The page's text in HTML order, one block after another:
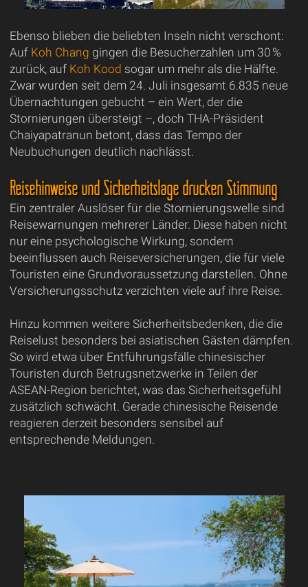
Ebenso blieben die beliebten Inseln nicht verschont:
Auf Koh Chang gingen die Besucherzahlen um 30 %
zurück, auf Koh Kood sogar um mehr als die Hälfte.
Zwar wurden seit dem 24. Juli insgesamt 6.835 neue
Übernachtungen gebucht – ein Wert, der die
Stornierungen übersteigt –, doch THA-Präsident
Chaiyapatranun betont, dass das Tempo der
Neubuchungen deutlich nachlässt.
Reisehinweise und Sicherheitslage drücken Stimmung
Ein zentraler Auslöser für die Stornierungswelle sind
Reisewarnungen mehrerer Länder. Diese haben nicht
nur eine psychologische Wirkung, sondern
beeinflussen auch Reiseversicherungen, die für viele
Touristen eine Grundvoraussetzung darstellen. Ohne
Versicherungsschutz verzichten viele auf ihre Reise.
Hinzu kommen weitere Sicherheitsbedenken, die die
Reiselust besonders bei asiatischen Gästen dämpfen.
So wird etwa über Entführungsfälle chinesischer
Touristen durch Betrugsnetzwerke in Teilen der
ASEAN-Region berichtet, was das Sicherheitsgefühl
zusätzlich schwächt. Gerade chinesische Reisende
reagieren derzeit besonders sensibel auf
entsprechende Meldungen.